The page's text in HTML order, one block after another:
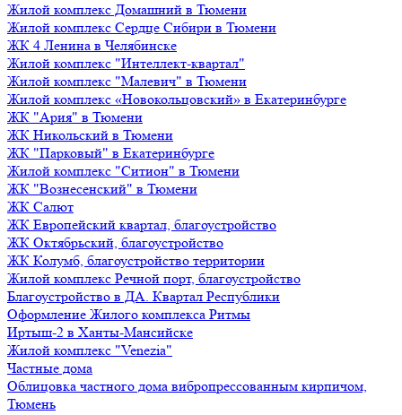
Жилой комплекс Домашний в Тюмени
Жилой комплекс Сердце Сибири в Тюмени
ЖК 4 Ленина в Челябинске
Жилой комплекс "Интеллект-квартал"
Жилой комплекс "Малевич" в Тюмени
Жилой комплекс «Новокольцовский» в Екатеринбурге
ЖК "Ария" в Тюмени
ЖК Никольский в Тюмени
ЖК "Парковый" в Екатеринбурге
Жилой комплекс "Ситион" в Тюмени
ЖК "Вознесенский" в Тюмени
ЖК Салют
ЖК Европейский квартал, благоустройство
ЖК Октябрьский, благоустройство
ЖК Колумб, благоустройство территории
Жилой комплекс Речной порт, благоустройство
Благоустройство в ДА. Квартал Республики
Оформление Жилого комплекса Ритмы
Иртыш-2 в Ханты-Мансийске
Жилой комплекс "Venezia"
Частные дома
Облицовка частного дома вибропрессованным кирпичом,
Тюмень